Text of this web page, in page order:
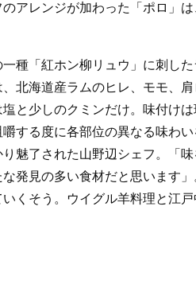
アレンジが加わった「ポロ」
種「紅ホン柳リュウ」に刺した
北海道産ラムのヒレ、モモ、肩
と少しのクミンだけ。味付け
する度に各部位の異なる味わ
魅了された山野辺シェフ。「
発見の多い食材だと思います」
くそう。ウイグル羊料理と江